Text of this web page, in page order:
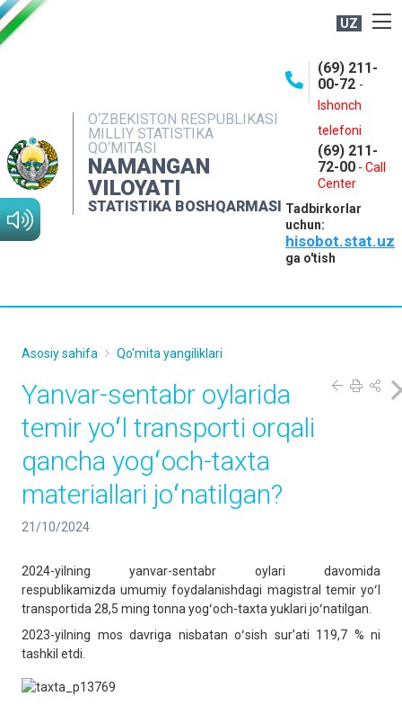
UZ
O‘ZBEKISTON RESPUBLIKASI
MILLIY STATISTIKA
QO‘MITASI
NAMANGAN
VILOYATI
STATISTIKA BOSHQARMASI
(69) 211-
00-72 -
Ishonch
telefoni
(69) 211-
72-00 - Call
Center
Tadbirkorlar
uchun:
hisobot.stat.uz
ga o'tish
NASHRLAR
INTERAKTIV XIZMATLAR
MATBUOT XIZMATI
MUROJAATLAR
Asosiy sahifa Qo'mita yangiliklari
Yanvar-sentabr oylarida
temir yoʻl transporti orqali
qancha yogʻoch-taxta
materiallari joʻnatilgan?
21/10/2024
2024-yilning yanvar-sentabr oylari davomida
respublikamizda umumiy foydalanishdagi magistral temir yoʻl
transportida 28,5 ming tonna yogʻoch-taxta yuklari joʻnatilgan.
2023-yilning mos davriga nisbatan oʻsish surʼati 119,7 % ni
tashkil etdi.